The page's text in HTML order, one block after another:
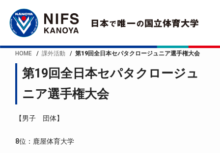
HOME 課外活動 第19回全日本セパタクロージュニア選手権大会
第19回全日本セパタクロージュ
ニア選手権大会
【男子 団体】
8位：鹿屋体育大学